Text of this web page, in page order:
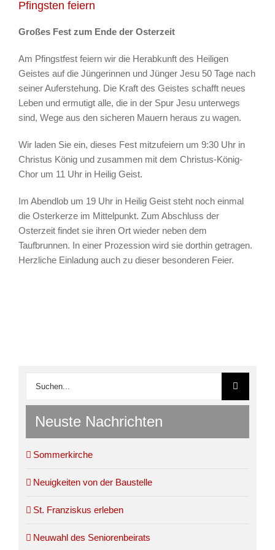
Pfingsten feiern
Großes Fest zum Ende der Osterzeit
Am Pfingstfest feiern wir die Herabkunft des Heiligen
Geistes auf die Jüngerinnen und Jünger Jesu 50 Tage nach
seiner Auferstehung. Die Kraft des Geistes schafft neues
Leben und ermutigt alle, die in der Spur Jesu unterwegs
sind, Wege aus den sicheren Mauern heraus zu wagen.
Wir laden Sie ein, dieses Fest mitzufeiern um 9:30 Uhr in
Christus König und zusammen mit dem Christus-König-
Chor um 11 Uhr in Heilig Geist.
Im Abendlob um 19 Uhr in Heilig Geist steht noch einmal
die Osterkerze im Mittelpunkt. Zum Abschluss der
Osterzeit findet sie ihren Ort wieder neben dem
Taufbrunnen. In einer Prozession wird sie dorthin getragen.
Herzliche Einladung auch zu dieser besonderen Feier.
Neuste Nachrichten
Sommerkirche
Neuigkeiten von der Baustelle
St. Franziskus erleben
Neuwahl des Seniorenbeirats